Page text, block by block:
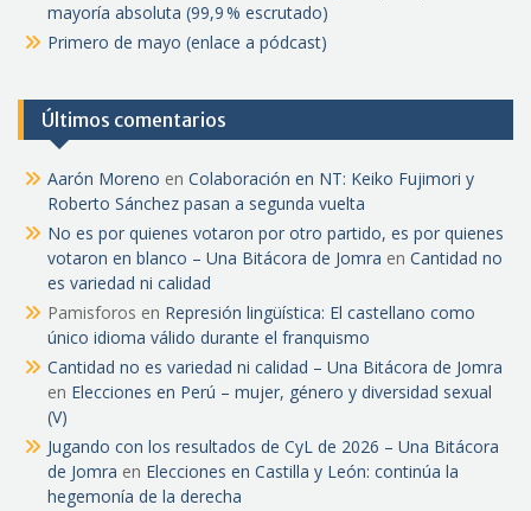
mayoría absoluta (99,9 % escrutado)
Primero de mayo (enlace a pódcast)
Últimos comentarios
Aarón Moreno en Colaboración en NT: Keiko Fujimori y
Roberto Sánchez pasan a segunda vuelta
No es por quienes votaron por otro partido, es por quienes
votaron en blanco – Una Bitácora de Jomra en Cantidad no
es variedad ni calidad
Pamisforos en Represión lingüística: El castellano como
único idioma válido durante el franquismo
Cantidad no es variedad ni calidad – Una Bitácora de Jomra
en Elecciones en Perú – mujer, género y diversidad sexual
(V)
Jugando con los resultados de CyL de 2026 – Una Bitácora
de Jomra en Elecciones en Castilla y León: continúa la
hegemonía de la derecha